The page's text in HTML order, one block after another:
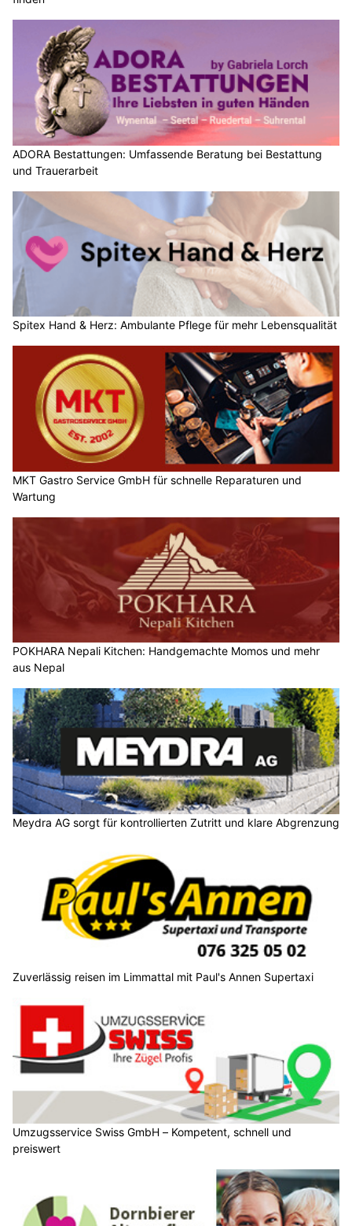
ADORA Bestattungen: Umfassende Beratung bei Bestattung
und Trauerarbeit
Spitex Hand & Herz: Ambulante Pflege für mehr Lebensqualität
MKT Gastro Service GmbH für schnelle Reparaturen und
Wartung
POKHARA Nepali Kitchen: Handgemachte Momos und mehr
aus Nepal
Meydra AG sorgt für kontrollierten Zutritt und klare Abgrenzung
Zuverlässig reisen im Limmattal mit Paul's Annen Supertaxi
Umzugsservice Swiss GmbH – Kompetent, schnell und
preiswert